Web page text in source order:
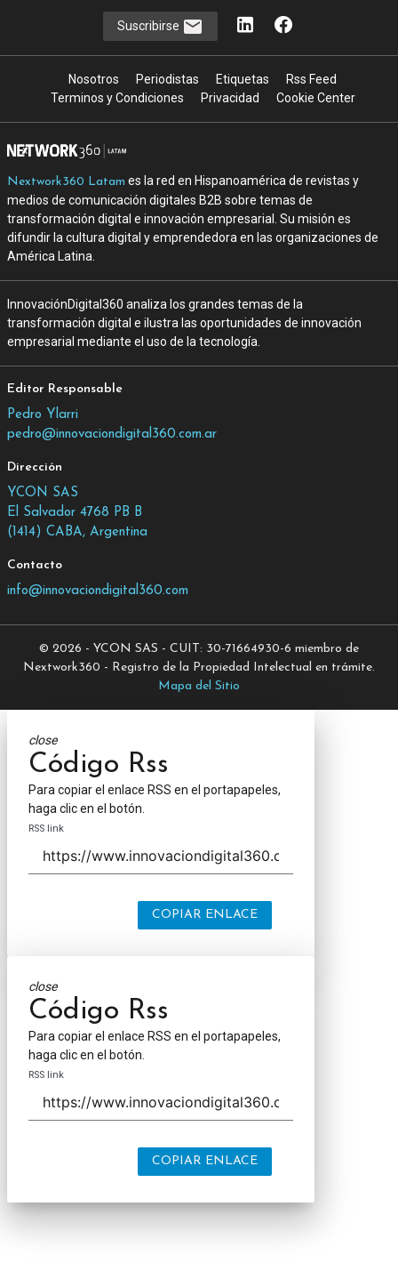
Suscribirse
Nosotros Periodistas Etiquetas
Rss Feed
Terminos y Condiciones
Privacidad Cookie Center
Nextwork360 Latam es la red en Hispanoamérica de revistas y
medios de comunicación digitales B2B sobre temas de
transformación digital e innovación empresarial. Su misión es
difundir la cultura digital y emprendedora en las organizaciones de
América Latina.
InnovaciónDigital360 analiza los grandes temas de la
transformación digital e ilustra las oportunidades de innovación
empresarial mediante el uso de la tecnología.
Editor Responsable
Pedro Ylarri
pedro@innovaciondigital360.com.ar
Dirección
YCON SAS
El Salvador 4768 PB B
(1414) CABA, Argentina
Contacto
info@innovaciondigital360.com
© 2026 - YCON SAS - CUIT: 30-71664930-6 miembro de
Nextwork360 - Registro de la Propiedad Intelectual en trámite.
Mapa del Sitio
close
Código Rss
Para copiar el enlace RSS en el portapapeles,
haga clic en el botón.
RSS link
COPIAR ENLACE
close
Código Rss
Para copiar el enlace RSS en el portapapeles,
haga clic en el botón.
RSS link
COPIAR ENLACE